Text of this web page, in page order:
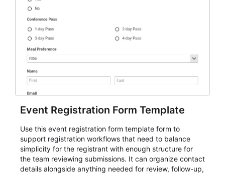
Event Registration Form Template
Use this event registration form template form to
support registration workflows that need to balance
simplicity for the registrant with enough structure for
the team reviewing submissions. It can organize contact
details alongside anything needed for review, follow-up,